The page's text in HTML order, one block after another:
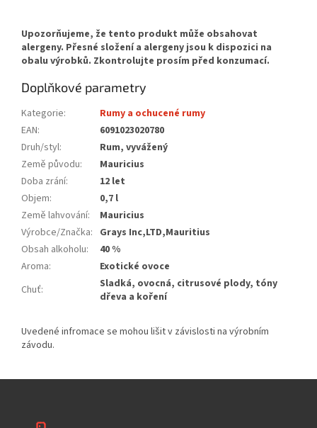
Doplňkové parametry
Kategorie:
Rumy a ochucené rumy
EAN:
6091023020780
Druh/styl:
Rum, vyvážený
Země původu:
Mauricius
Doba zrání:
12 let
Objem:
0,7 l
Země lahvování:
Mauricius
Výrobce/Značka: Grays Inc,LTD,Mauritius
Obsah alkoholu:
40 %
Aroma:
Exotické ovoce
Chuť:
Sladká, ovocná, citrusové plody, tóny
dřeva a koření